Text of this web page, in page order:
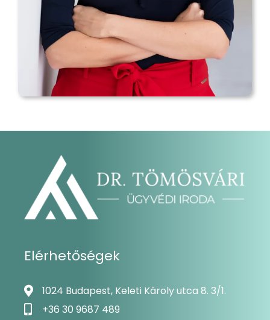
Elérhetőségek
1024 Budapest, Keleti Károly utca 8. 3/1.
+36 30 9687 489